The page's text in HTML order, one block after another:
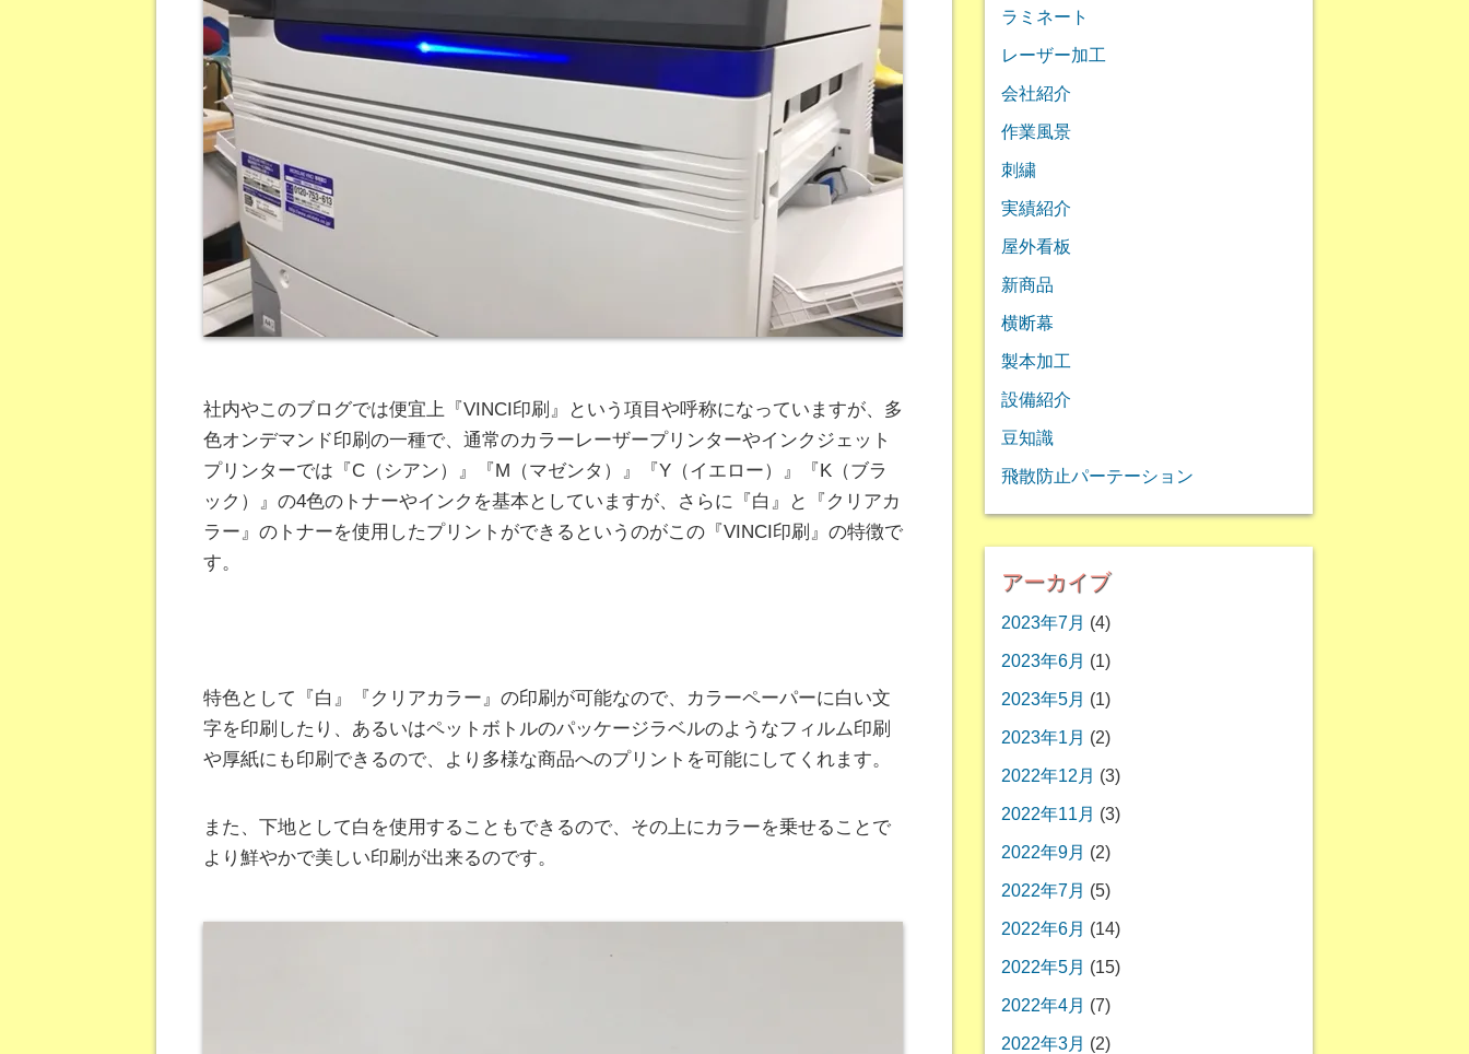
社内やこのブログでは便宜上『VINCI印刷』という項目や呼称になっていますが、多
色オンデマンド印刷の一種で、通常のカラーレーザープリンターやインクジェット
プリンターでは『C（シアン）』『M（マゼンタ）』『Y（イエロー）』『K（ブラ
ック）』の4色のトナーやインクを基本としていますが、さらに『白』と『クリアカ
ラー』のトナーを使用したプリントができるというのがこの『VINCI印刷』の特徴で
す。
特色として『白』『クリアカラー』の印刷が可能なので、カラーペーパーに白い文
字を印刷したり、あるいはペットボトルのパッケージラベルのようなフィルム印刷
や厚紙にも印刷できるので、より多様な商品へのプリントを可能にしてくれます。
また、下地として白を使用することもできるので、その上にカラーを乗せることで
より鮮やかで美しい印刷が出来るのです。
ラミネート
レーザー加工
会社紹介
作業風景
刺繍
実績紹介
屋外看板
新商品
横断幕
製本加工
設備紹介
豆知識
飛散防止パーテーション
アーカイブ
2023年7月 (4)
2023年6月 (1)
2023年5月 (1)
2023年1月 (2)
2022年12月 (3)
2022年11月 (3)
2022年9月 (2)
2022年7月 (5)
2022年6月 (14)
2022年5月 (15)
2022年4月 (7)
2022年3月 (2)